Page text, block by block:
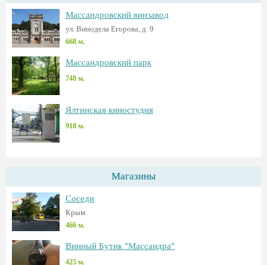
Массандровский винзавод
ул. Винодела Егорова, д. 9
668 м.
Массандровский парк
748 м.
Ялтинская киностудия
918 м.
Магазины
Соседи
Крым
466 м.
Винный Бутик "Массандра"
425 м.